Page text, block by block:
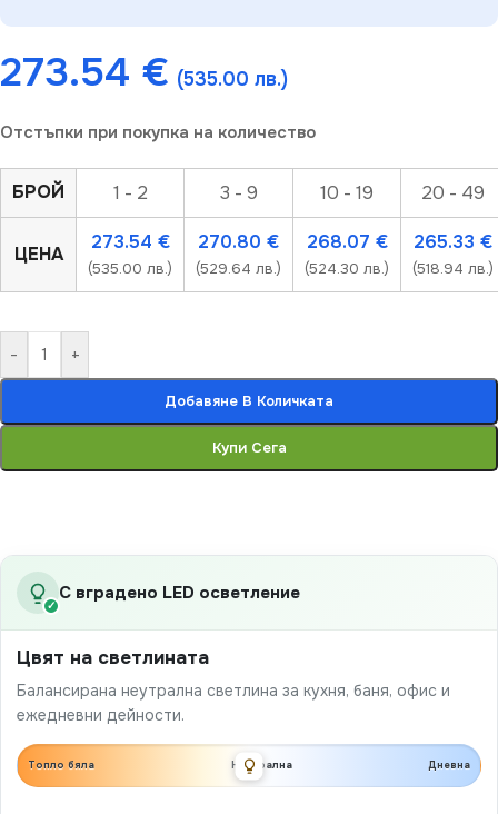
273.54 € (535.00 лв.)
Отстъпки при покупка на количество
БРОЙ 1 - 2 3 - 9 10 - 19 20 - 49
ЦЕНА
273.54 €
(535.00 лв.)
270.80 €
(529.64 лв.)
268.07 €
(524.30 лв.)
265.33 €
(518.94 лв.)
- +
Добавяне В Количката
Купи Сега
✓
С вградено LED осветление
Цвят на светлината
Балансирана неутрална светлина за кухня, баня, офис и
ежедневни дейности.
Топло бяла Неутрална Дневна